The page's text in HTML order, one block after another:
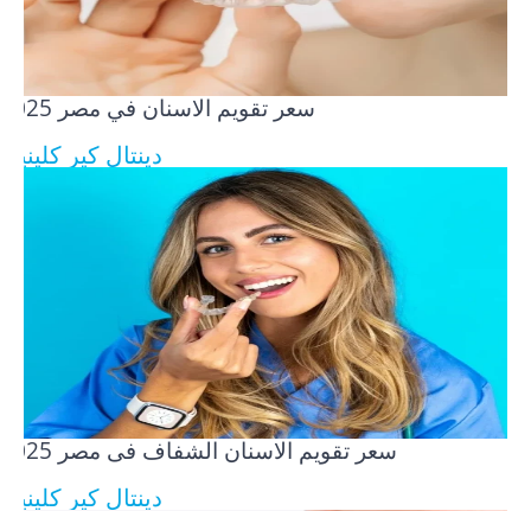
سعر تقويم الاسنان في مصر​ 2025
دينتال كير كلينيك
سعر تقويم الاسنان الشفاف فى مصر​ 2025
دينتال كير كلينيك